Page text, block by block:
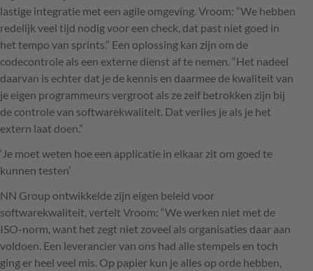
lastige integratie met een agile omgeving. Vroom: “We hebben
redelijk veel tijd nodig voor een check, dat past niet goed in
het tempo van sprints.” Een oplossing kan zijn om de
codecontrole als een externe dienst af te nemen. “Het nadeel
daarvan is echter dat je de kennis en daarmee de kwaliteit van
je eigen programmeurs vergroot als ze zelf betrokken zijn bij
de controle van softwarekwaliteit. Dat verlies je als je het
extern laat doen.”
‘Je moet weten hoe een applicatie in elkaar zit om goed te
kunnen testen’
NN Group ontwikkelde zijn eigen beleid voor
softwarekwaliteit, vertelt Vroom: “We werken niet met de
ISO-norm, want het zegt niet zoveel als organisaties daar aan
voldoen. Een leverancier van ons had alle stempels en toch
ging er heel veel mis. Op papier kun je alles op orde hebben,